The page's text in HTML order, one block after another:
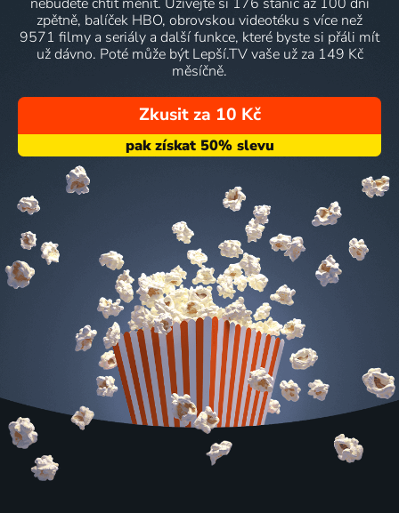
zpětně, balíček HBO, obrovskou videotéku s více než
9571 filmy a seriály a další funkce, které byste si přáli mít
už dávno. Poté může být Lepší.TV vaše už za 149 Kč
měsíčně.
Zkusit za 10 Kč